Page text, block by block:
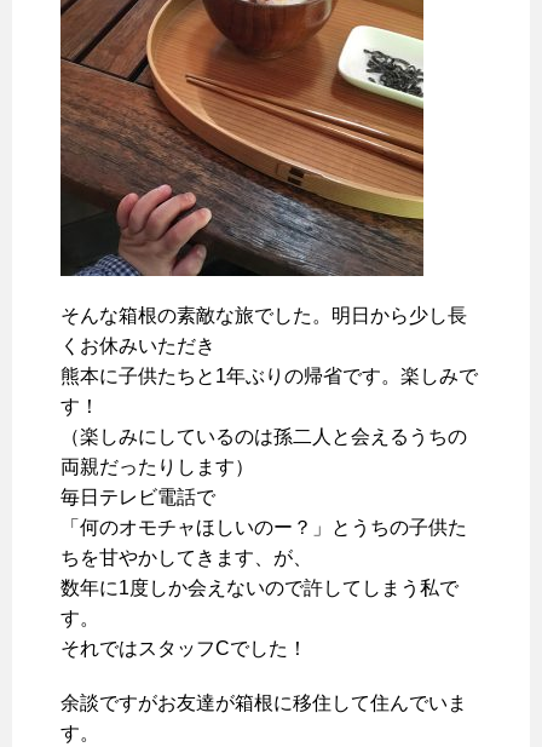
そんな箱根の素敵な旅でした。明日から少し長
くお休みいただき
熊本に子供たちと1年ぶりの帰省です。楽しみで
す！
（楽しみにしているのは孫二人と会えるうちの
両親だったりします）
毎日テレビ電話で
「何のオモチャほしいのー？」とうちの子供た
ちを甘やかしてきます、が、
数年に1度しか会えないので許してしまう私で
す。
それではスタッフCでした！
余談ですがお友達が箱根に移住して住んでいま
す。